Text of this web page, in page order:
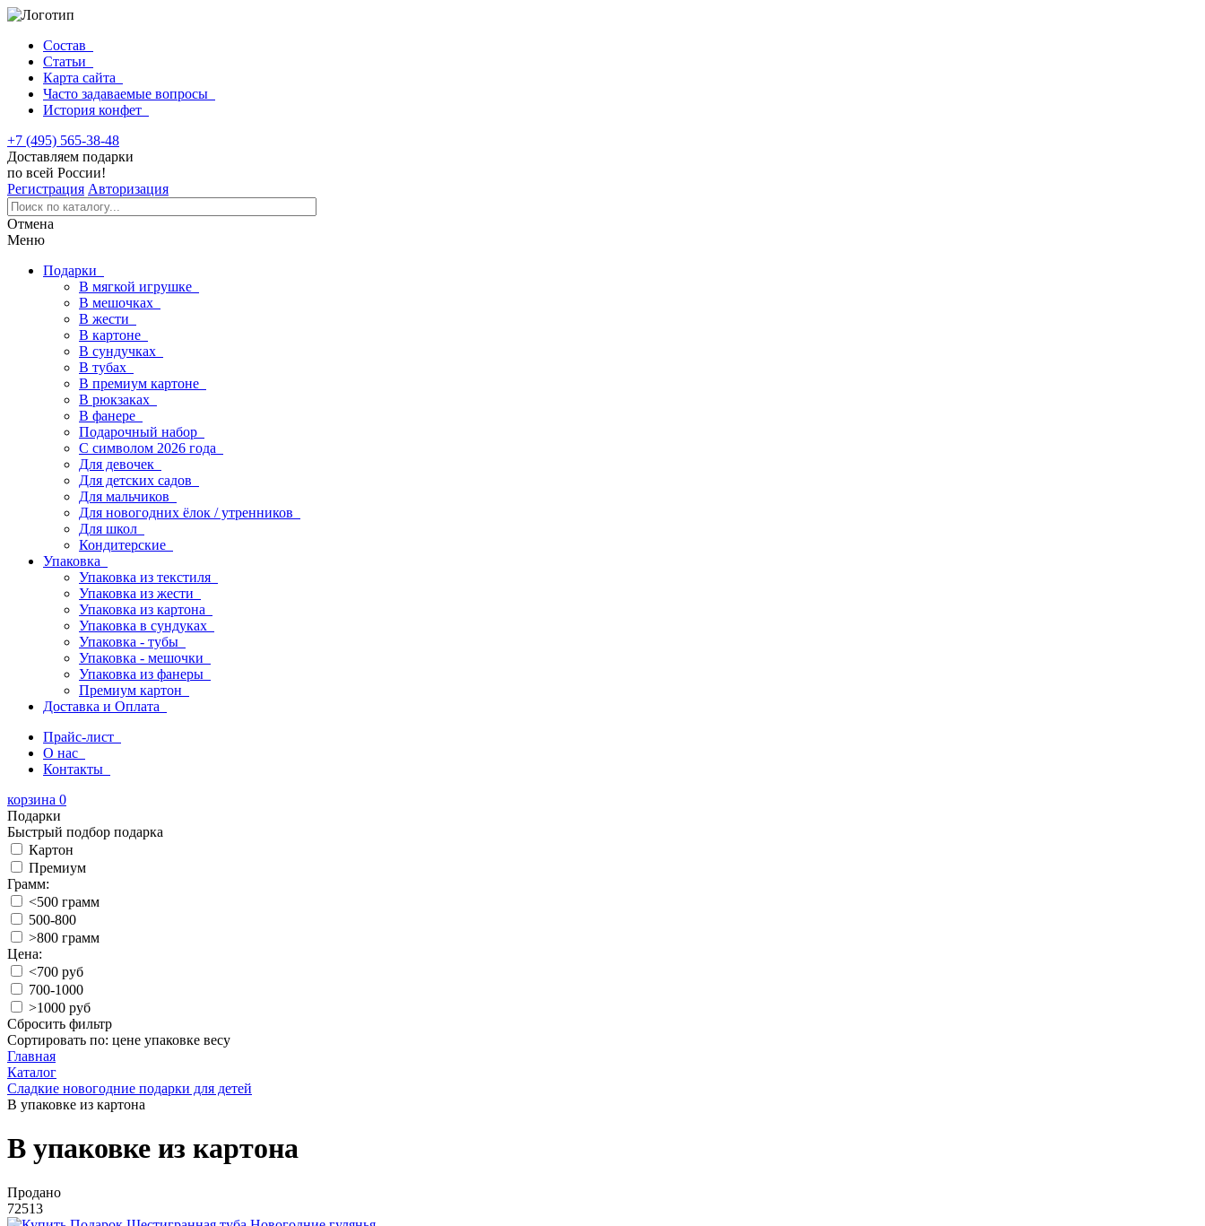
Состав
Статьи
Карта сайта
Часто задаваемые вопросы
История конфет
+7 (495) 565-38-48
Доставляем подарки
по всей России!
Регистрация Авторизация
Отмена
Меню
Подарки
В мягкой игрушке
В мешочках
В жести
В картоне
В сундучках
В тубах
В премиум картоне
В рюкзаках
В фанере
Подарочный набор
С символом 2026 года
Для девочек
Для детских садов
Для мальчиков
Для новогодних ёлок / утренников
Для школ
Кондитерские
Упаковка
Упаковка из текстиля
Упаковка из жести
Упаковка из картона
Упаковка в сундуках
Упаковка - тубы
Упаковка - мешочки
Упаковка из фанеры
Премиум картон
Доставка и Оплата
Прайс-лист
О нас
Контакты
корзина 0
Подарки
Быстрый подбор подарка
Картон
Премиум
Грамм:
<500 грамм
500-800
>800 грамм
Цена:
<700 руб
700-1000
>1000 руб
Сбросить фильтр
Сортировать по: цене упаковке весу
Главная
Каталог
Сладкие новогодние подарки для детей
В упаковке из картона
В упаковке из картона
Продано
72513